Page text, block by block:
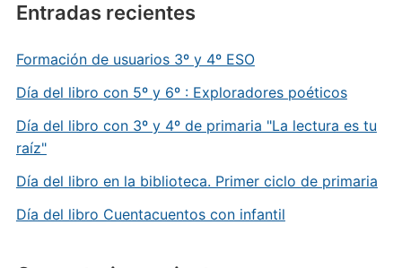
Entradas recientes
Formación de usuarios 3º y 4º ESO
Día del libro con 5º y 6º : Exploradores poéticos
Día del libro con 3º y 4º de primaria "La lectura es tu
raíz"
Día del libro en la biblioteca. Primer ciclo de primaria
Día del libro Cuentacuentos con infantil